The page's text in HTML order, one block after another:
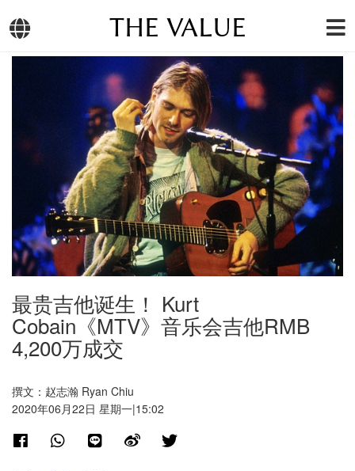
THE VALUE
最贵吉他诞生！ Kurt
Cobain《MTV》音乐会吉他RMB
4,200万成交
撰文：赵志瀚 Ryan Chiu
2020年06月22日 星期一|15:02